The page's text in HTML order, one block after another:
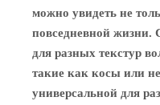
можно увидеть не
повседневной жизни.
для разных текстур
такие как косы или
универсальной для